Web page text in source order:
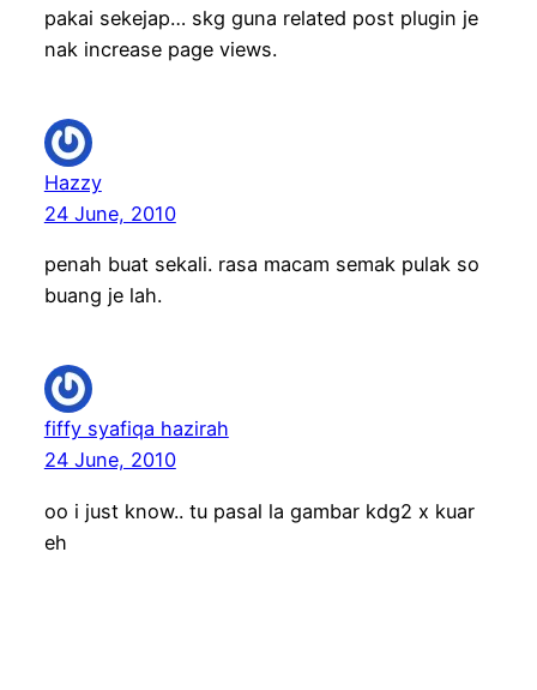
pakai sekejap… skg guna related post plugin je
nak increase page views.
Hazzy
24 June, 2010
penah buat sekali. rasa macam semak pulak so
buang je lah.
fiffy syafiqa hazirah
24 June, 2010
oo i just know.. tu pasal la gambar kdg2 x kuar
eh